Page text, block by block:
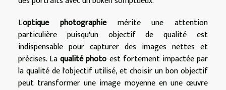
L'optique photographiemérite une attention
particulière puisqu'un objectif de qualité est
indispensable pour capturer des images nettes et
précises. Laqualité photo est fortement impactée par
la qualité de l'objectif utilisé, et choisir un bon objectif
peut transformer une image moyenne en une œuvre